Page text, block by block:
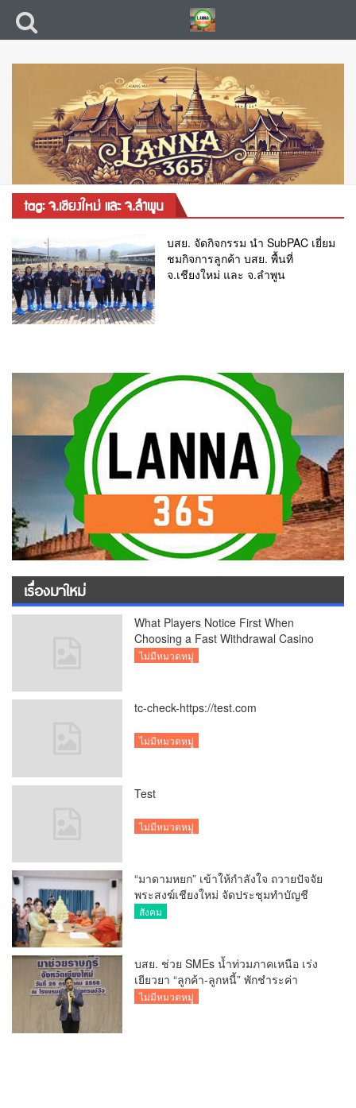
tag: จ.เชียงใหม่ และ จ.ลำพูน
บสย. จัดกิจกรรม นำ SubPAC เยี่ยม
ชมกิจการลูกค้า บสย. พื้นที่
จ.เชียงใหม่ และ จ.ลำพูน
เรื่องมาใหม่
What Players Notice First When
Choosing a Fast Withdrawal Casino
UK
ไม่มีหมวดหมู่
tc-check-https://test.com
ไม่มีหมวดหมู่
Test
ไม่มีหมวดหมู่
“มาดามหยก” เข้าให้กำลังใจ ถวายปัจจัย
พระสงฆ์เชียงใหม่ จัดประชุมทำบัญชี
รายรับรายจ่ายของวัด กว่า 300 รูป ที่วัด
สังคม
บสย. ช่วย SMEs น้ำท่วมภาคเหนือ เร่ง
เยียวยา “ลูกค้า-ลูกหนี้” พักชำระค่า
ธรรมเนียม-ค่างวด
ไม่มีหมวดหมู่